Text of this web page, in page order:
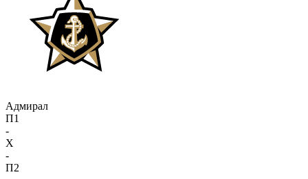
Адмирал
П1
-
X
-
П2